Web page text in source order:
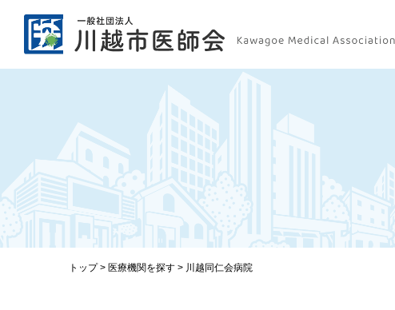
トップ> 医療機関を探す > 川越同仁会病院